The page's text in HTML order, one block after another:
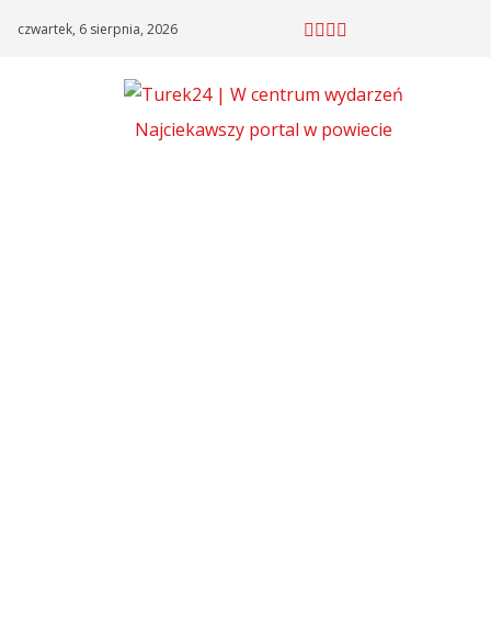
czwartek, 6 sierpnia, 2026
Najciekawszy portal w powiecie